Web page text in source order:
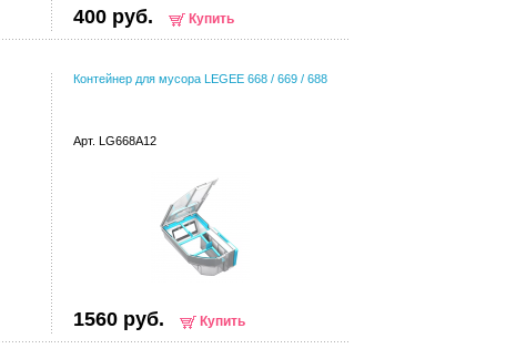
400 руб. Купить
Контейнер для мусора LEGEE 668 / 669 / 688
Арт. LG668A12
1560 руб. Купить